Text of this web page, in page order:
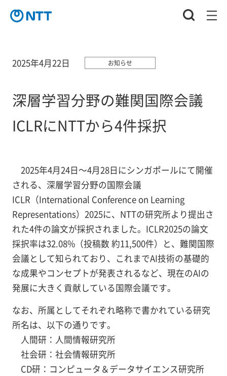
2025年4月22日 お知らせ
深層学習分野の難関国際会議
ICLRにNTTから4件採択
2025年4月24日～4月28日にシンガポールにて開催
される、深層学習分野の国際会議
ICLR（International Conference on Learning
Representations）2025に、NTTの研究所より提出さ
れた4件の論文が採択されました。ICLR2025の論文
採択率は32.08%（投稿数 約11,500件）と、難関国際
会議として知られており、これまでAI技術の基礎的
な成果やコンセプトが発表されるなど、現在のAIの
発展に大きく貢献している国際会議です。
なお、所属としてそれぞれ略称で書かれている研究
所名は、以下の通りです。
人間研：人間情報研究所
社会研：社会情報研究所
CD研：コンピュータ＆データサイエンス研究所